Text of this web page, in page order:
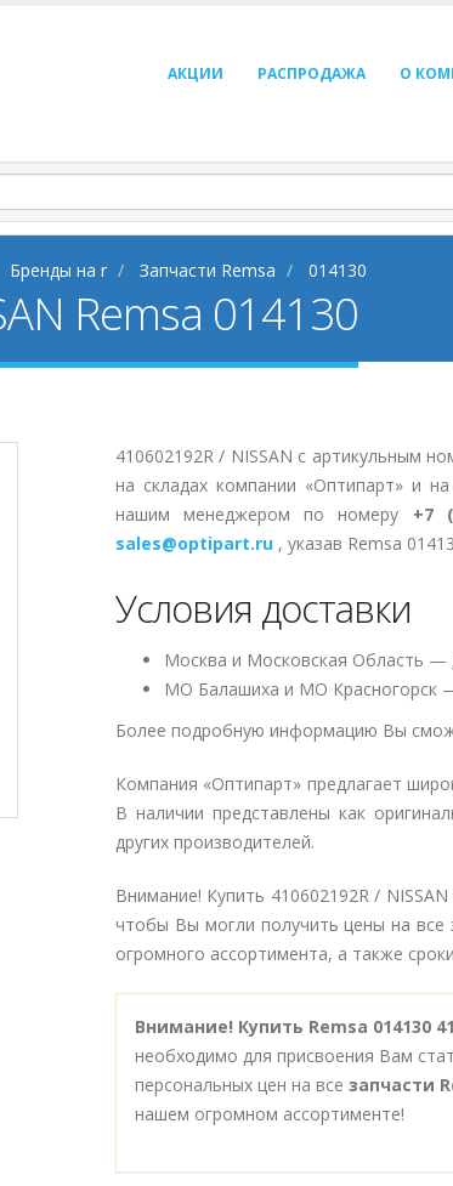
АКЦИИ РАСПРОДАЖА О
Бренды на r Запчасти Remsa 014130
Remsa 014130
410602192R / NISSAN с артикульным
на складах компании «Оптипарт» и
нашим менеджером по номеру +7
sales@optipart.ru , указав Remsa
Условия доставки
Москва и Московская Область —
МО Балашиха и МО Красногорск
Более подробную информацию Вы
Компания «Оптипарт» предлагает
В наличии представлены как
других производителей.
Внимание! Купить 410602192R /
чтобы Вы могли получить цены на все
огромного ассортимента, а также
Внимание! Купить Remsa 014130
необходимо для присвоения Вам
персональных цен на все запчасти
нашем огромном ассортименте!